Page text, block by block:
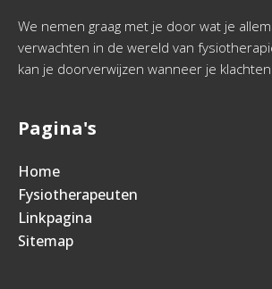
We nemen graag met je door wat je
verwachten in de wereld van
kan je doorverwijzen wanneer je
Pagina's
Home
Fysiotherapeuten
Linkpagina
Sitemap